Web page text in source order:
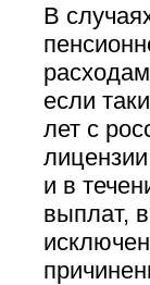
В
если
лет с
и в
выплат,